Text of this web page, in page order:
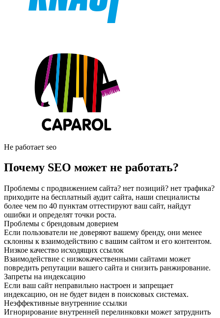
Не работает seo
Почему SEO может не работать?
Проблемы с продвижением сайта? нет позиций? нет трафика?
приходите на бесплатный аудит сайта, наши специалисты
более чем по 40 пунктам оттестируют ваш сайт, найдут
ошибки и определят точки роста.
Проблемы с брендовым доверием
Если пользователи не доверяют вашему бренду, они менее
склонны к взаимодействию с вашим сайтом и его контентом.
Низкое качество исходящих ссылок
Взаимодействие с низкокачественными сайтами может
повредить репутации вашего сайта и снизить ранжирование.
Запреты на индексацию
Если ваш сайт неправильно настроен и запрещает
индексацию, он не будет виден в поисковых системах.
Неэффективные внутренние ссылки
Игнорирование внутренней перелинковки может затруднить